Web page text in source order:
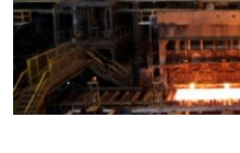
Learning English
СОЦИАЛЬНЫЕ СЕТИ